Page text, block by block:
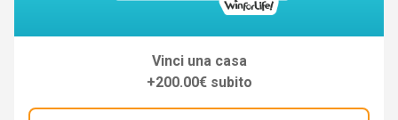
Vinci una casa
+200.00€ subito